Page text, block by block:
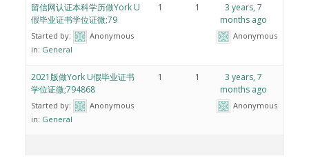
留信网认证本科学历做York U
假毕业证书学位证微;79
Started by:
Anonymous
in: General
1 1
3 years, 7
months ago
Anonymous
2021版做York U假毕业证书
学位证微;794868
Started by:
Anonymous
in: General
1 1
3 years, 7
months ago
Anonymous